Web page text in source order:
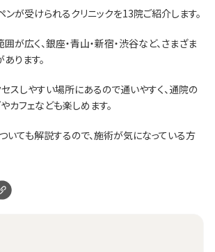
が受けられるクリニックを13院ご紹介します。
が広く、銀座・青山・新宿・渋谷など、さまざま
ります。
スしやすい場所にあるので通いやすく、通院の
カフェなども楽しめます。
いても解説するので、施術が気になっている方